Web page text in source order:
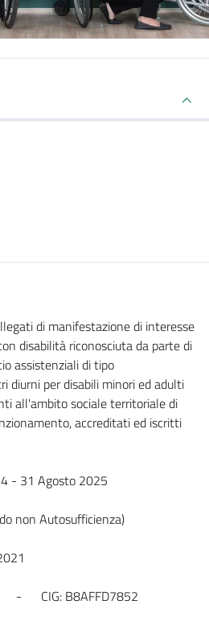
di manifestazione di interesse
disabilità riconosciuta da parte di
assistenziali di tipo
diurni per disabili minori ed adulti
all'ambito sociale territoriale di
accreditati ed iscritti
- 31 Agosto 2025
non Autosufficienza)
- CIG: B8AFFD7852